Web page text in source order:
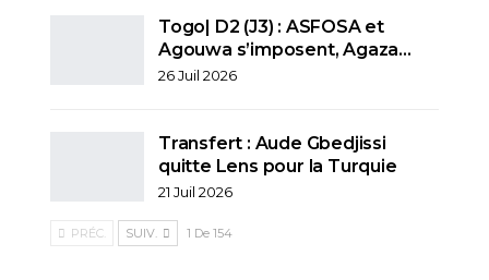
Togo| D2 (J3) : ASFOSA et
Agouwa s’imposent, Agaza…
26 Juil 2026
Transfert : Aude Gbedjissi
quitte Lens pour la Turquie
21 Juil 2026
PRÉC. SUIV. 1 De 154